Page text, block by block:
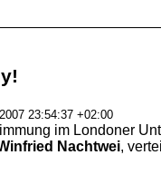
23:54:37 +02:00
im Londoner
Nachtwei,